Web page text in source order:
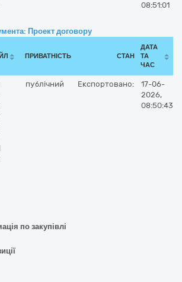
08:51:01
Проект договору
ПРИВАТНІСТЬ СТАН
ДАТА
ТА
ЧАС
публічний Експортовано:
17-06-
2026,
08:50:43
по закупівлі